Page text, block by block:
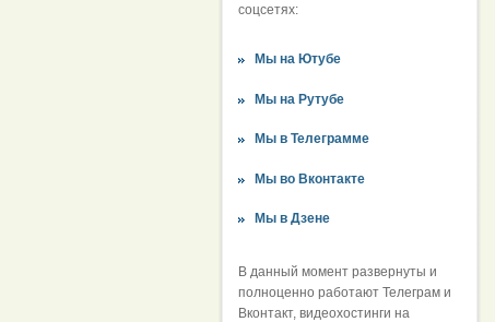
соцсетях:
Мы на Ютубе
Мы на Рутубе
Мы в Телеграмме
Мы во Вконтакте
Мы в Дзене
В данный момент развернуты и
полноценно работают Телеграм и
Вконтакт, видеохостинги на